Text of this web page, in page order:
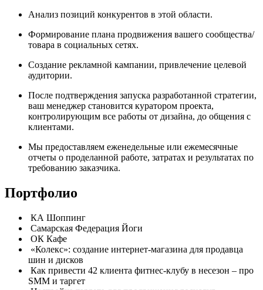
Анализ позиций конкурентов в этой области.
Формирование плана продвижения вашего сообщества/
товара в социальных сетях.
Создание рекламной кампании, привлечение целевой
аудитории.
После подтверждения запуска разработанной стратегии,
ваш менеджер становится куратором проекта,
контролирующим все работы от дизайна, до общения с
клиентами.
Мы предоставляем еженедельные или ежемесячные
отчеты о проделанной работе, затратах и результатах по
требованию заказчика.
Портфолио
КА Шоппинг
Самарская Федерация Йоги
ОК Кафе
«Колекс»: создание интернет-магазина для продавца
шин и дисков
Как привести 42 клиента фитнес-клубу в несезон – про
SMM и таргет